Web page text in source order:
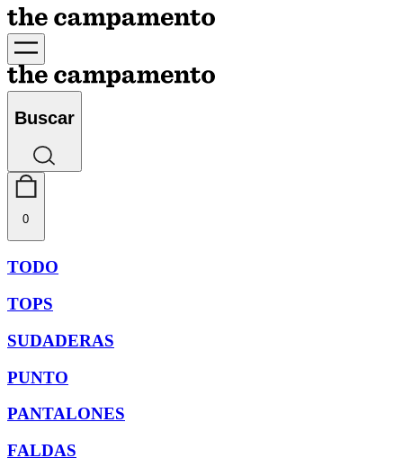
Buscar
0
TODO
TOPS
SUDADERAS
PUNTO
PANTALONES
FALDAS